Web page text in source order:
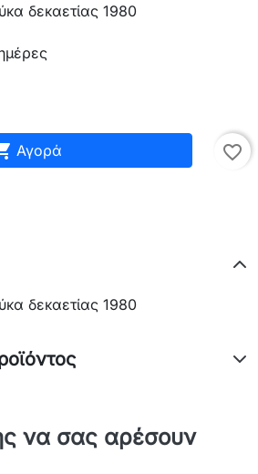
δεκαετίας 1980
Αγορά favorite_border
δεκαετίας 1980
να σας αρέσουν